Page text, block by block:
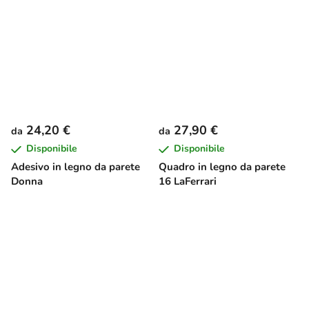
Adesivo in legno da parete
Donna
da 24,20 €
Disponibile
Quadro in legno da parete
16 LaFerrari
da 27,90 €
Disponibile